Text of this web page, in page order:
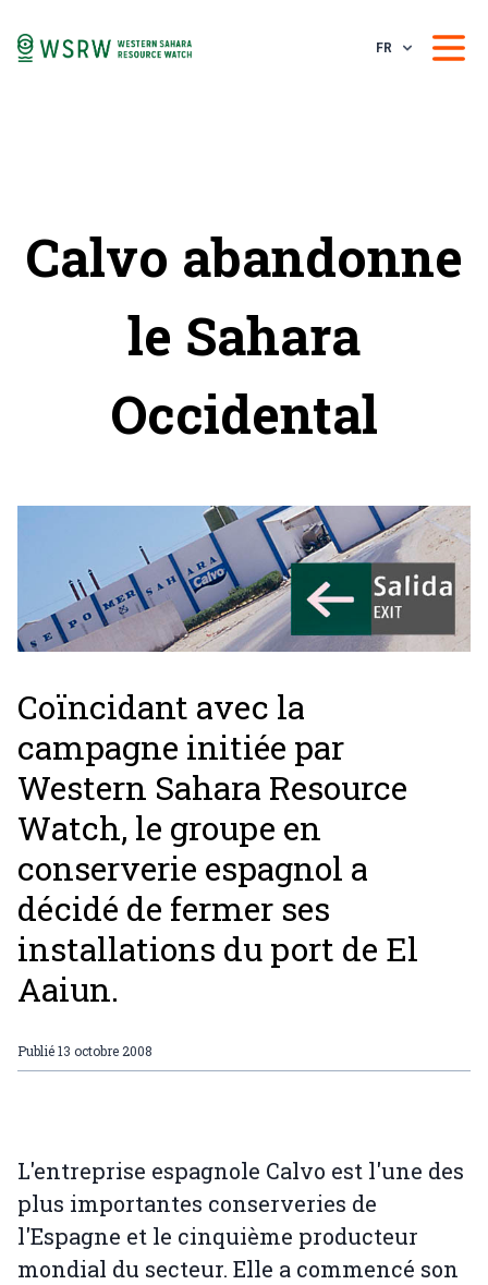
FR
Calvo abandonne
le Sahara
Occidental
Coïncidant avec la
campagne initiée par
Western Sahara Resource
Watch, le groupe en
conserverie espagnol a
décidé de fermer ses
installations du port de El
Aaiun.
Publié13 octobre 2008
L'entreprise espagnole Calvo est l'une des
plus importantes conserveries de
l'Espagne et le cinquième producteur
mondial du secteur. Elle a commencé son